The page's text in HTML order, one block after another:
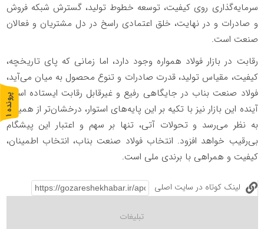
سرمایه‌گذاری روی کیفیت، توسعه خطوط تولید، گسترش شبکه فروش
و صادرات و در نهایت، خلق اعتمادی راسخ در دل مشتریان و فعالان
صنعت است.
رقابت در بازار فولاد همواره وجود دارد، اما زمانی که پای تاریخچه،
کیفیت، مقیاس تولید، قدرت صادرات و تنوع محصول به میان می‌آید،
فولاد صنعت بناب در جایگاهی رفیع و غیرقابل رقابت ایستاده است.
آینده این بازار نیز با تکیه بر این پایه‌های استوار، درخشان‌تر از همیشه
به نظر می‌رسد و تحولات آتی، تنها بر سهم و اعتبار این پیشگام
بی‌رقیب خواهد افزود. انتخاب فولاد صنعت بناب، انتخاب اطمینان،
کیفیت و همراهی با برندی ملی است.
لینک کوتاه در سایت اصلی
پ
ر
و
ن
د
ه
1